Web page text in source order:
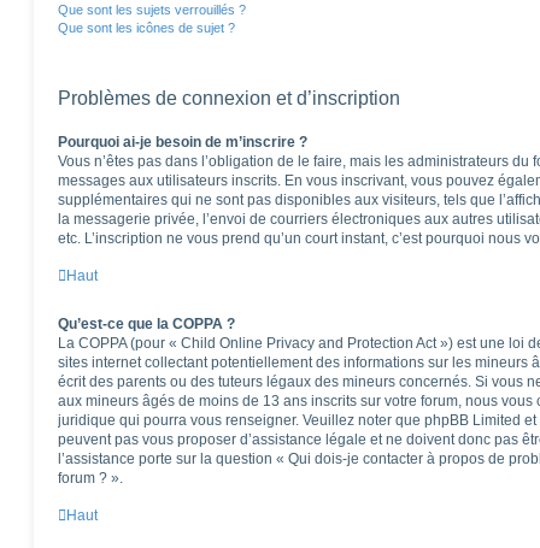
Que sont les sujets verrouillés ?
Que sont les icônes de sujet ?
Problèmes de connexion et d’inscription
Pourquoi ai-je besoin de m’inscrire ?
Vous n’êtes pas dans l’obligation de le faire, mais les administrateurs
messages aux utilisateurs inscrits. En vous inscrivant, vous pouvez
supplémentaires qui ne sont pas disponibles aux visiteurs, tels que
la messagerie privée, l’envoi de courriers électroniques aux autres
etc. L’inscription ne vous prend qu’un court instant, c’est pourquoi nous
Haut
Qu’est-ce que la COPPA ?
La COPPA (pour « Child Online Privacy and Protection Act ») est une loi
sites internet collectant potentiellement des informations sur les mineurs
écrit des parents ou des tuteurs légaux des mineurs concernés. Si vous
aux mineurs âgés de moins de 13 ans inscrits sur votre forum, nous
juridique qui pourra vous renseigner. Veuillez noter que phpBB Limited
peuvent pas vous proposer d’assistance légale et ne doivent donc pas
l’assistance porte sur la question « Qui dois-je contacter à propos de
forum ? ».
Haut